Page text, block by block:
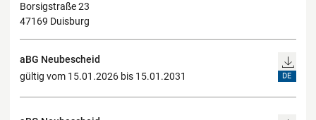
Borsigstraße 23
47169 Duisburg
aBG Neubescheid
gültig vom 15.01.2026 bis 15.01.2031
DE